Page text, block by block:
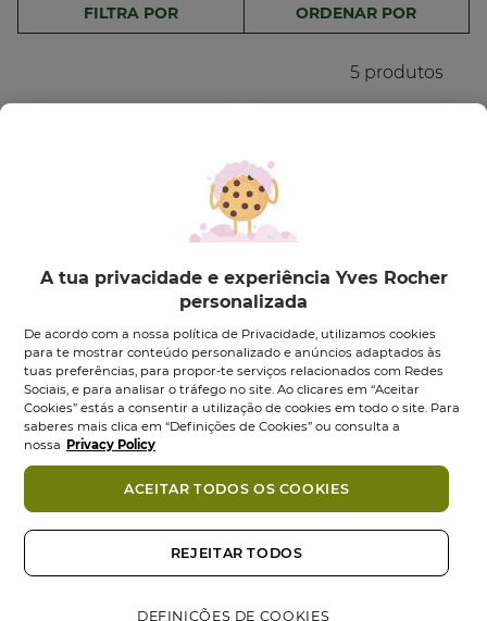
FILTRA POR ORDENAR POR
5 produtos
Conjunto 1 un
0.0 (0)
0.0
em
5
estrelas.
7,95 € 12,90 €
Adicionar
Suave - 300 ml
Frasco 300 ml
5.0 (3)
5.0
em
estrelas.
3
5,95 €
A tua privacidade e experiência Yves Rocher
personalizada
De acordo com a nossa política de Privacidade, utilizamos cookies
para te mostrar conteúdo personalizado e anúncios adaptados às
tuas preferências, para propor-te serviços relacionados com Redes
Sociais, e para analisar o tráfego no site. Ao clicares em “Aceitar
Cookies” estás a consentir a utilização de cookies em todo o site. Para
saberes mais clica em “Definições de Cookies” ou consulta a
nossa Privacy Policy
DEFINIÇÕES DE COOKIES
REJEITAR TODOS
ACEITAR TODOS OS COOKIES